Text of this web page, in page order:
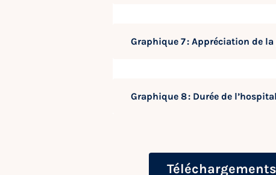
Graphique 7 : Appréciation de
Graphique 8 : Durée de
Téléchargements